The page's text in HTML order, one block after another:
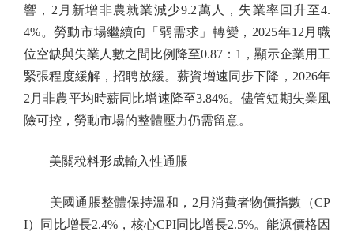
響，2月新增非農就業減少9.2萬人，失業率回升至4.
4%。勞動市場繼續向「弱需求」轉變，2025年12月職
位空缺與失業人數之間比例降至0.87：1，顯示企業用工
緊張程度緩解，招聘放緩。薪資增速同步下降，2026年
2月非農平均時薪同比增速降至3.84%。儘管短期失業風
險可控，勞動市場的整體壓力仍需留意。
美關稅料形成輸入性通脹
美國通脹整體保持溫和，2月消費者物價指數（CP
I）同比增長2.4%，核心CPI同比增長2.5%。能源價格因